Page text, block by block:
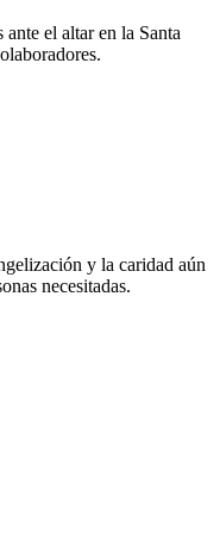
el altar en la Santa
y la caridad aún
necesitadas.